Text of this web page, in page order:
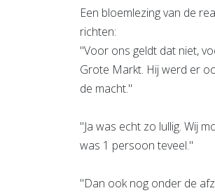
Een bloemlezing van de
richten:
"Voor ons geldt dat niet,
Grote Markt. Hij werd er
de macht."
"Ja was echt zo lullig. Wij
was 1 persoon teveel."
"Dan ook nog onder de